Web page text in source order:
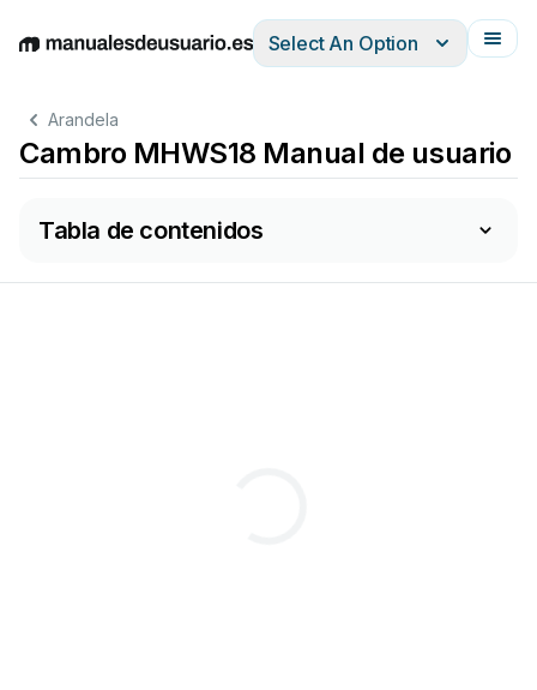
EnglishDeutschEspañolItalianoFrançais
Select An Option
Arandela
Cambro MHWS18 Manual de usuario
Tabla de contenidos